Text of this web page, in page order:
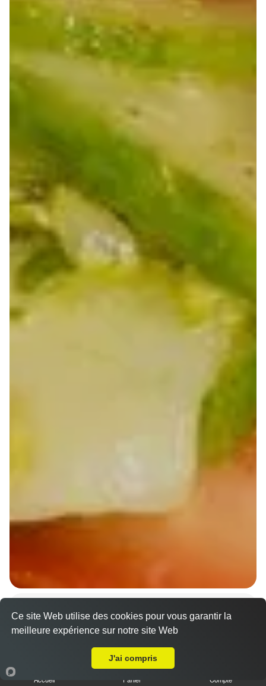
8.50 €
Accueil Panier Compte
Ce site Web utilise des cookies pour vous garantir la
meilleure expérience sur notre site Web
J'ai compris